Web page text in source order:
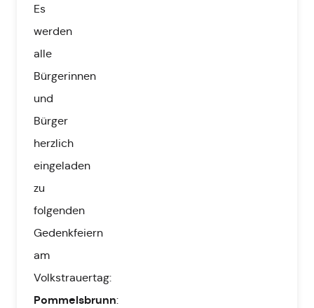
Es
werden
alle
Bürgerinnen
und
Bürger
herzlich
eingeladen
zu
folgenden
Gedenkfeiern
am
Volkstrauertag:
Pommelsbrunn: